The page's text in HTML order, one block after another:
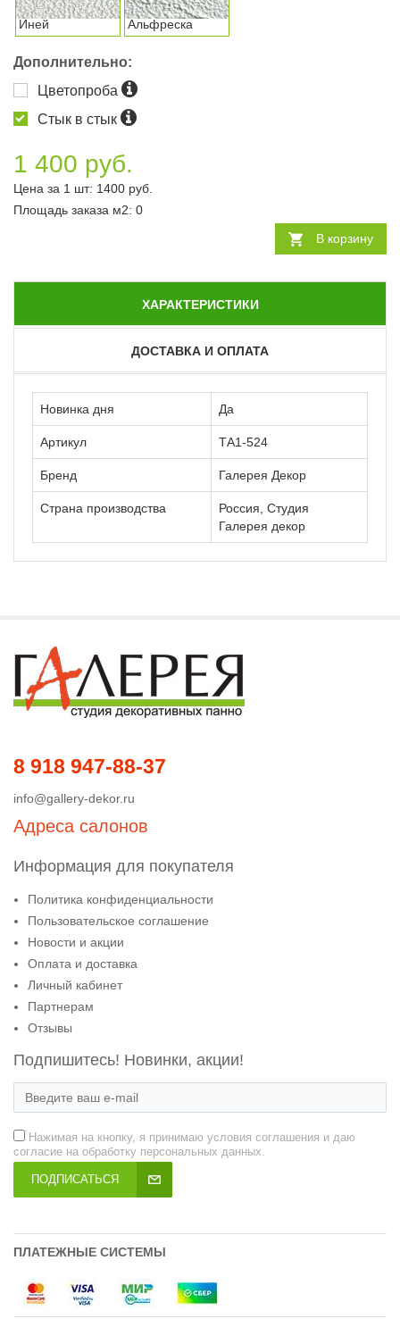
Иней Альфреска
Дополнительно:
Цветопроба
Стык в стык
1 400 руб.
Цена за 1 шт: 1400 руб.
Площадь заказа м2: 0
В корзину
ХАРАКТЕРИСТИКИ
ДОСТАВКА И ОПЛАТА
Новинка дня Да
Артикул ТА1-524
Бренд Галерея Декор
Страна производства
Россия, Студия
Галерея декор
8 918 947-88-37
info@gallery-dekor.ru
Адреса салонов
Информация для покупателя
Политика конфиденциальности
Пользовательское соглашение
Новости и акции
Оплата и доставка
Личный кабинет
Партнерам
Отзывы
Подпишитесь! Новинки, акции!
Нажимая на кнопку, я принимаю условия соглашения и даю
согласие на обработку персональных данных.
ПОДПИСАТЬСЯ
ПЛАТЕЖНЫЕ СИСТЕМЫ